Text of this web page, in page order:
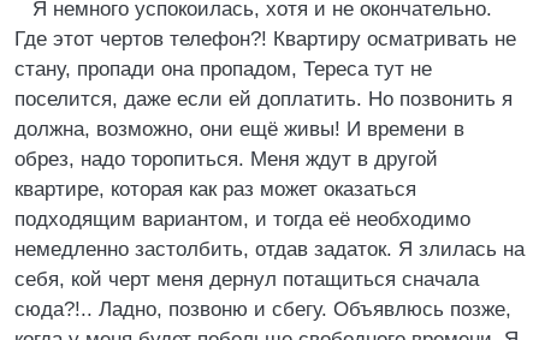
Я немного успокоилась, хотя и не окончательно.
Где этот чертов телефон?! Квартиру осматривать не
стану, пропади она пропадом, Тереса тут не
поселится, даже если ей доплатить. Но позвонить я
должна, возможно, они ещё живы! И времени в
обрез, надо торопиться. Меня ждут в другой
квартире, которая как раз может оказаться
подходящим вариантом, и тогда её необходимо
немедленно застолбить, отдав задаток. Я злилась на
себя, кой черт меня дернул потащиться сначала
сюда?!.. Ладно, позвоню и сбегу. Объявлюсь позже,